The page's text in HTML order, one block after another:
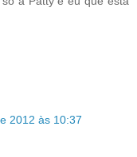
2012 às 10:37